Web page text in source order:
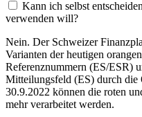
Kann ich selbst
verwenden will?
Nein. Der Schweizer
Varianten der heutigen
Referenznummern (ES/ESR)
Mitteilungsfeld (ES) durch die
30.9.2022 können die roten
mehr verarbeitet werden.